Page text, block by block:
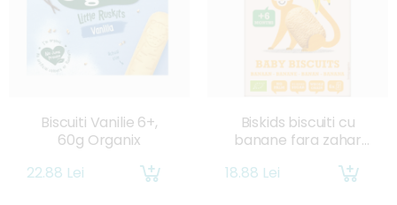
Biscuiti Vanilie 6+,
60g Organix
22.88 Lei
Biskids biscuiti cu
banane fara zahar
18.88 Lei